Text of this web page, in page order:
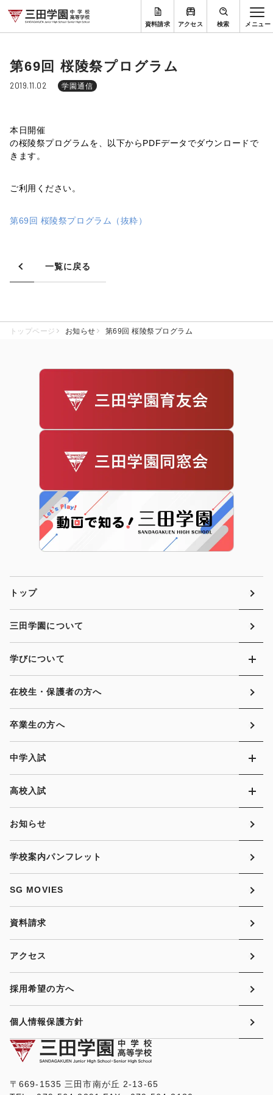
資料請求 アクセス 検索
第69回 桜陵祭プログラム
2019.11.02 学園通信
本日開催
の桜陵祭プログラムを、以下からPDFデータでダウンロードで
きます。
ご利用 ください。
第69回 桜陵祭プログラム（抜粋）
一覧に戻る
トップページ お知らせ 第69回 桜陵祭プログラム
〒669-1535 三田市南が丘 2-13-65
トップ
三田学園について
学びについて
在校生・保護者の方へ
卒業生の方へ
中学入試
高校入試
お知らせ
学校案内パンフレット
SG MOVIES
資料請求
アクセス
採用希望の方へ
個人情報保護方針